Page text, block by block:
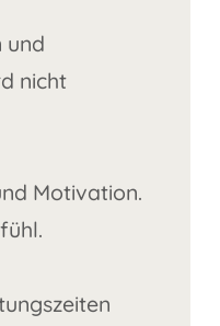
und
nicht
Motivation.